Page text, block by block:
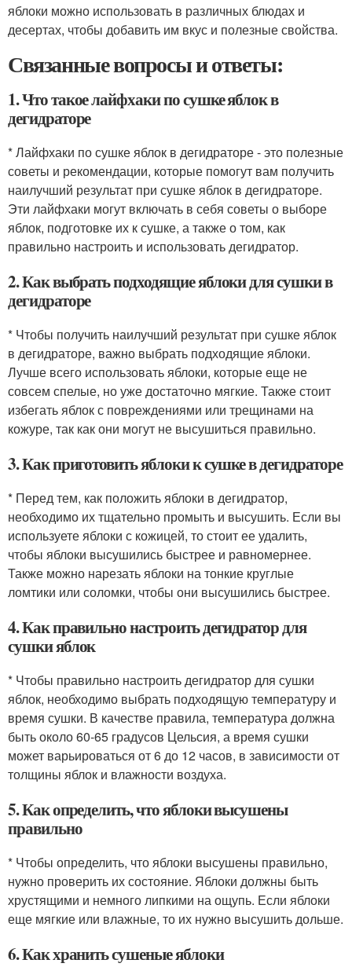
яблоки можно использовать в различных блюдах и
десертах, чтобы добавить им вкус и полезные свойства.
Связанные вопросы и ответы:
1. Что такое лайфхаки по сушке яблок в
дегидраторе
* Лайфхаки по сушке яблок в дегидраторе - это полезные
советы и рекомендации, которые помогут вам получить
наилучший результат при сушке яблок в дегидраторе.
Эти лайфхаки могут включать в себя советы о выборе
яблок, подготовке их к сушке, а также о том, как
правильно настроить и использовать дегидратор.
2. Как выбрать подходящие яблоки для сушки в
дегидраторе
* Чтобы получить наилучший результат при сушке яблок
в дегидраторе, важно выбрать подходящие яблоки.
Лучше всего использовать яблоки, которые еще не
совсем спелые, но уже достаточно мягкие. Также стоит
избегать яблок с повреждениями или трещинами на
кожуре, так как они могут не высушиться правильно.
3. Как приготовить яблоки к сушке в дегидраторе
* Перед тем, как положить яблоки в дегидратор,
необходимо их тщательно промыть и высушить. Если вы
используете яблоки с кожицей, то стоит ее удалить,
чтобы яблоки высушились быстрее и равномернее.
Также можно нарезать яблоки на тонкие круглые
ломтики или соломки, чтобы они высушились быстрее.
4. Как правильно настроить дегидратор для
сушки яблок
* Чтобы правильно настроить дегидратор для сушки
яблок, необходимо выбрать подходящую температуру и
время сушки. В качестве правила, температура должна
быть около 60-65 градусов Цельсия, а время сушки
может варьироваться от 6 до 12 часов, в зависимости от
толщины яблок и влажности воздуха.
5. Как определить, что яблоки высушены
правильно
* Чтобы определить, что яблоки высушены правильно,
нужно проверить их состояние. Яблоки должны быть
хрустящими и немного липкими на ощупь. Если яблоки
еще мягкие или влажные, то их нужно высушить дольше.
6. Как хранить сушеные яблоки